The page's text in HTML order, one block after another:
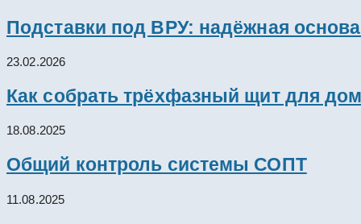
Подставки под ВРУ: надёжная
23.02.2026
Как собрать трёхфазный щит для
18.08.2025
Общий контроль системы СОПТ
11.08.2025